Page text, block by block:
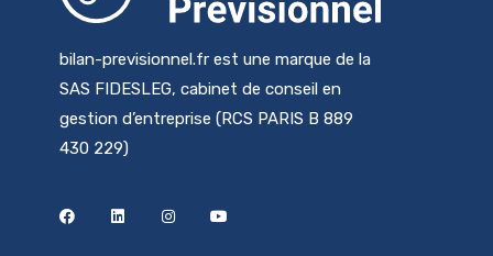
bilan-previsionnel.fr est une marque de la
SAS FIDESLEG, cabinet de conseil en
gestion d’entreprise (RCS PARIS B 889
430 229)